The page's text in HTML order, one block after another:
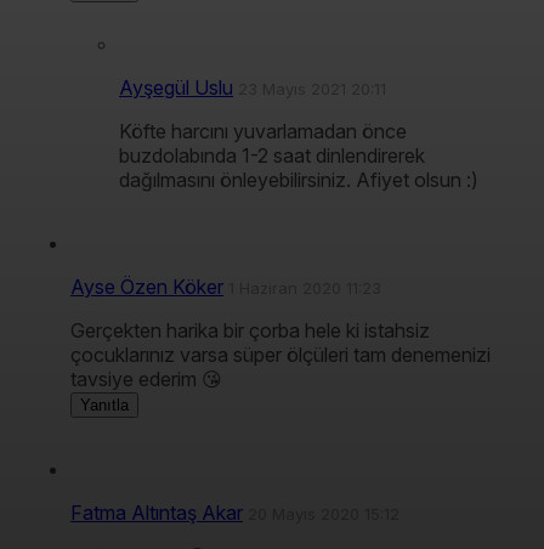
Ayşegül Uslu
Köfte harcını yuvarlamadan önce
buzdolabında 1-2 saat dinlendirerek
dağılmasını önleyebilirsiniz. Afiyet olsun :)
Ayse Özen Köker
Gerçekten harika bir çorba hele ki istahsiz
çocuklarınız varsa süper ölçüleri tam denemenizi
tavsiye ederim 😘
Yanıtla
Fatma Altıntaş Akar